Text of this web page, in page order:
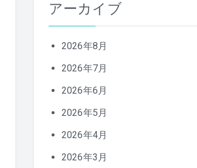
アーカイブ
2026年8月
2026年7月
2026年6月
2026年5月
2026年4月
2026年3月